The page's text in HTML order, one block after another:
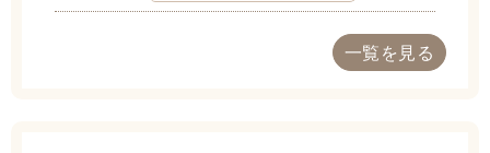
一覧を見る